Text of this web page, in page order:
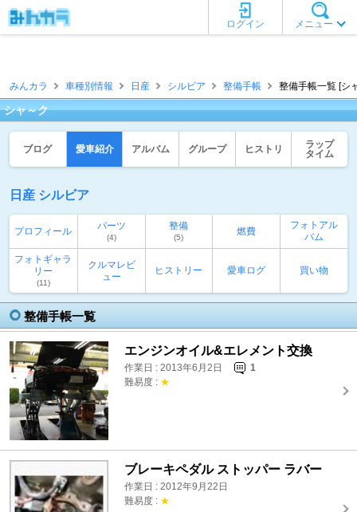
メニュー
ログイン
みんカラ 車種別情報 日産 シルビア 整備手帳 整備手帳一覧 [シ
シャ～ク
ブログ 愛車紹介 アルバム グループ ヒストリ
ラップ
タイム
日産 シルビア
プロフィール パーツ
(4)
整備
(5)
燃費
フォトアル
バム
フォトギャラ
リー
(11)
クルマレビ
ュー
ヒストリー 愛車ログ 買い物
整備手帳一覧
エンジンオイル&エレメント交換
作業日 : 2013年6月2日
1
難易度 : ★
ブレーキペダル ストッパー ラバー
作業日 : 2012年9月22日
難易度 : ★